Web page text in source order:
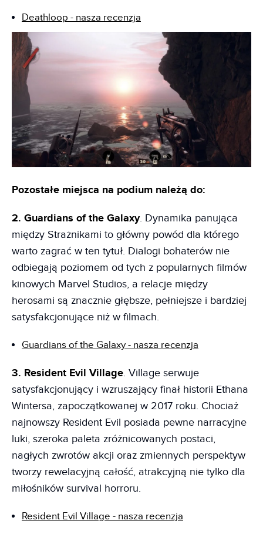
Deathloop - nasza recenzja
Pozostałe miejsca na podium należą do:
2. Guardians of the Galaxy. Dynamika panująca
między Strażnikami to główny powód dla którego
warto zagrać w ten tytuł. Dialogi bohaterów nie
odbiegają poziomem od tych z popularnych filmów
kinowych Marvel Studios, a relacje między
herosami są znacznie głębsze, pełniejsze i bardziej
satysfakcjonujące niż w filmach.
Guardians of the Galaxy - nasza recenzja
3. Resident Evil Village. Village serwuje
satysfakcjonujący i wzruszający finał historii Ethana
Wintersa, zapoczątkowanej w 2017 roku. Chociaż
najnowszy Resident Evil posiada pewne narracyjne
luki, szeroka paleta zróżnicowanych postaci,
nagłych zwrotów akcji oraz zmiennych perspektyw
tworzy rewelacyjną całość, atrakcyjną nie tylko dla
miłośników survival horroru.
Resident Evil Village - nasza recenzja